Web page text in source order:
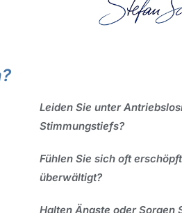
Leiden Sie unter
Stimmungstiefs?
Fühlen Sie sich oft
überwältigt?
Halten Ängste oder Sorgen